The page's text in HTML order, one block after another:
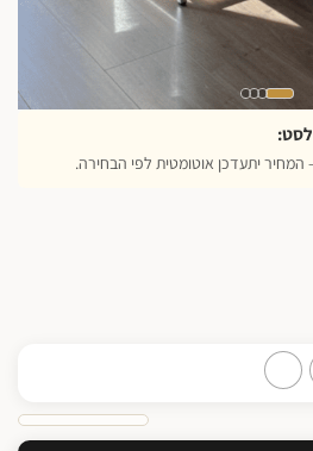
המחיר יתעדכן אוטומטית לפי הבחירה.